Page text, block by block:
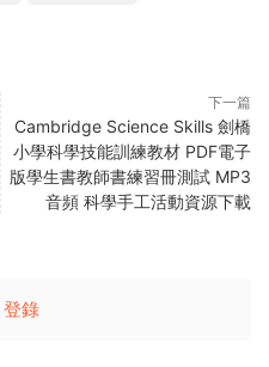
下一篇
Cambridge Science Skills 劍橋
小學科學技能訓練教材 PDF電子
版學生書教師書練習冊測試 MP3
音頻 科學手工活動資源下載
登錄